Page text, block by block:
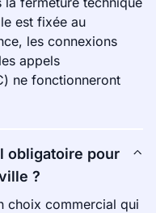
est fixée au
les connexions
appels
ne fonctionneront
obligatoire pour
?
choix commercial qui